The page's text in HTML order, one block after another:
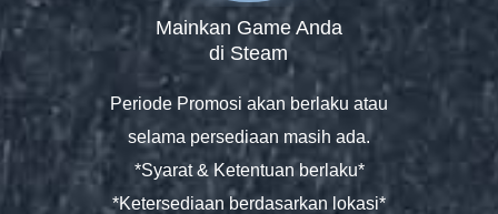
Mainkan Game Anda
di Steam
Periode Promosi akan berlaku atau
selama persediaan masih ada.
*Syarat & Ketentuan berlaku*
*Ketersediaan berdasarkan lokasi*